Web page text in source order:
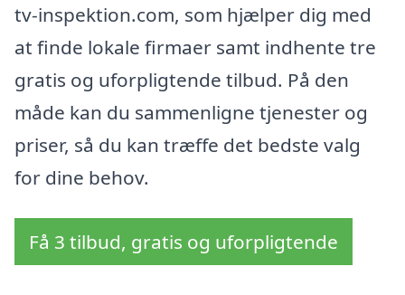
tv-inspektion.com, som hjælper dig med
at finde lokale firmaer samt indhente tre
gratis og uforpligtende tilbud. På den
måde kan du sammenligne tjenester og
priser, så du kan træffe det bedste valg
for dine behov.
Få 3 tilbud, gratis og uforpligtende